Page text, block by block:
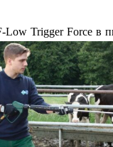
Low Trigger Force в